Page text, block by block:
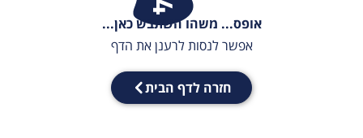
אופס... משהו השתבש כאן...
אפשר לנסות לרענן את הדף
חזרה לדף הבית